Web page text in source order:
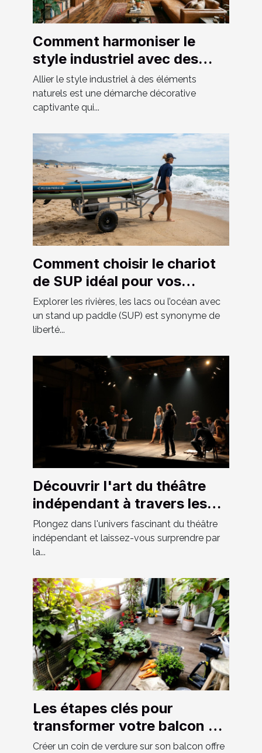
Comment harmoniser le
style industriel avec des
éléments naturels ?
Allier le style industriel à des éléments
naturels est une démarche décorative
captivante qui...
Comment choisir le chariot
de SUP idéal pour vos
aventures ?
Explorer les rivières, les lacs ou l’océan avec
un stand up paddle (SUP) est synonyme de
liberté...
Découvrir l'art du théâtre
indépendant à travers les
spectacles locaux
Plongez dans l'univers fascinant du théâtre
indépendant et laissez-vous surprendre par
la...
Les étapes clés pour
transformer votre balcon en
un espace vert luxuriant
Créer un coin de verdure sur son balcon offre